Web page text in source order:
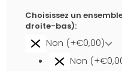
Choisissez un
droite-bas):
Non (+€0,00)
Non